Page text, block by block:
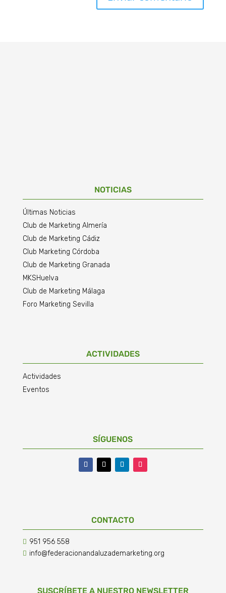
NOTICIAS
Últimas Noticias
Club de Marketing Almería
Club de Marketing Cádiz
Club Marketing Córdoba
Club de Marketing Granada
MKSHuelva
Club de Marketing Málaga
Foro Marketing Sevilla
ACTIVIDADES
Actividades
Eventos
SÍGUENOS
CONTACTO
 951 956 558
 info@federacionandaluzademarketing.org
SUSCRÍBETE A NUESTRO NEWSLETTER